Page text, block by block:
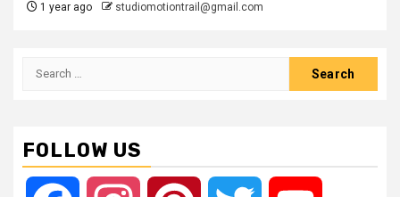
1 year ago studiomotiontrail@gmail.com
Search
FOLLOW US